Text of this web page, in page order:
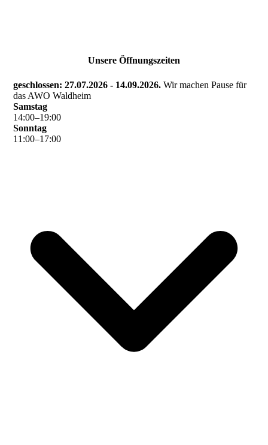
Unsere Öffnungszeiten
geschlossen: 27.07.2026 - 14.09.2026.Wir machen Pause für
das AWO Waldheim
Samstag
14:00–19:00
Sonntag
11 :00–17:00